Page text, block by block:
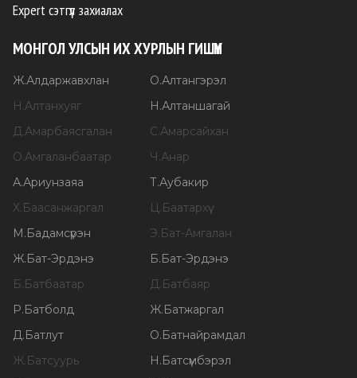
Expert сэтгүүл захиалах
МОНГОЛ УЛСЫН ИХ ХУРЛЫН ГИШҮҮН
Ж.Алдаржавхлан О.Алтангэрэл
Н.Алтанхуяг Н.Алтаншагай
Д.Амарбаясгалан С.Амарсайхан
О.Амгаланбаатар Ч.Анар
А.Ариунзаяа Т.Аубакир
Х.Баасанжаргал Ц.Баатархүү
М.Бадамсүрэн Э.Бат-Амгалан
Ж.Бат-Эрдэнэ Б.Бат-Эрдэнэ
Б.Батбаатар Д.Батбаяр
Р.Батболд Ж.Батжаргал
Д.Батлут О.Батнайрамдал
Ж.Батсуурь Н.Батсүмбэрэл